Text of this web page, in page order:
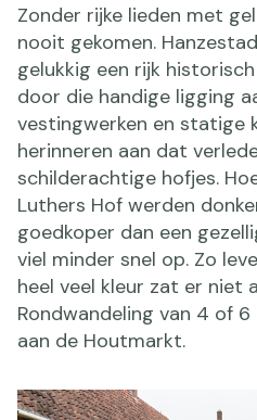
Zonder rijke lieden met
nooit gekomen.
gelukkig een rijk
door die handige ligging
vestingwerken en statige
herinneren aan dat
schilderachtige hofjes.
Luthers Hof werden
goedkoper dan een
viel minder snel op. Zo
heel veel kleur zat er niet
Rondwandeling van 4 of
aan de Houtmarkt.